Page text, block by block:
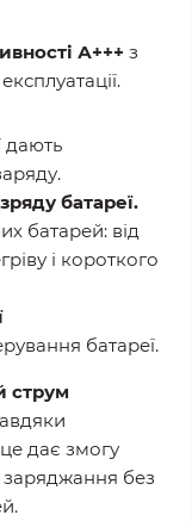
А+++ з
дають
батареї.
батарей: від
і короткого
батареї.
струм
дає змогу
без